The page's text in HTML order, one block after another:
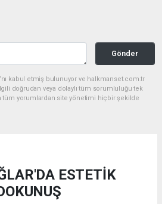
Gönder
kabul etmiş bulunuyor ve halkmanset.com.tr
doğrudan veya dolaylı tüm sorumluluğu tek
tüm yorumlardan site yönetimi hiçbir şekilde
ESTETİK